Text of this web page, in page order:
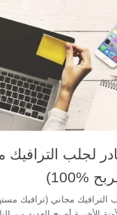
6 مصادر لجلب
%100)